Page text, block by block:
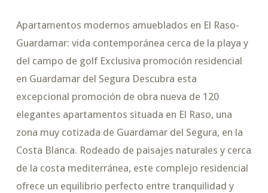
Apartamentos modernos amueblados en El Raso-
Guardamar: vida contemporánea cerca de la playa y
del campo de golf Exclusiva promoción residencial
en Guardamar del Segura Descubra esta
excepcional promoción de obra nueva de 120
elegantes apartamentos situada en El Raso, una
zona muy cotizada de Guardamar del Segura, en la
Costa Blanca. Rodeado de paisajes naturales y cerca
de la costa mediterránea, este complejo residencial
ofrece un equilibrio perfecto entre tranquilidad y